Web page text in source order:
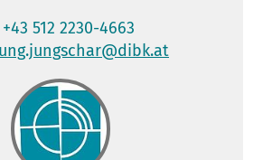
+43 512 2230-4663